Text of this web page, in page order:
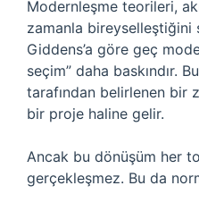
Modernleşme teorileri,
zamanla bireyselleştiğini
Giddens’a göre geç
seçim” daha baskındır.
tarafından belirlenen bir
bir proje haline gelir.
Ancak bu dönüşüm her
gerçekleşmez. Bu da